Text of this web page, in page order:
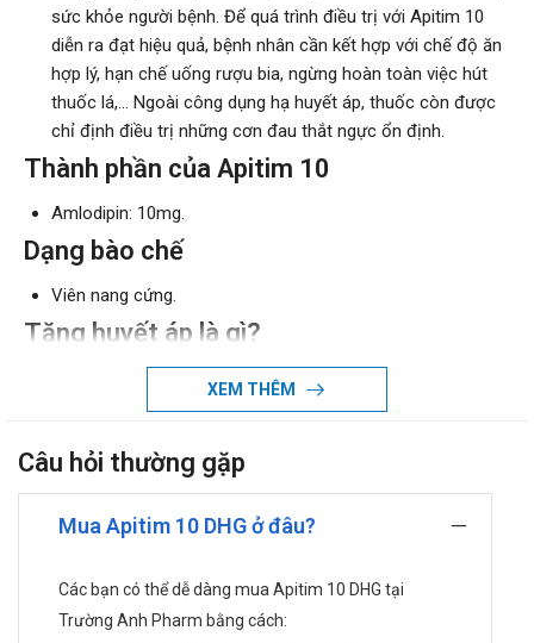
sức khỏe người bệnh. Để quá trình điều trị với Apitim 10
diễn ra đạt hiệu quả, bệnh nhân cần kết hợp với chế độ ăn
hợp lý, hạn chế uống rượu bia, ngừng hoàn toàn việc hút
thuốc lá,... Ngoài công dụng hạ huyết áp, thuốc còn được
chỉ định điều trị những cơn đau thắt ngực ổn định.
Thành phần của Apitim 10
Amlodipin: 10mg.
Dạng bào chế
Viên nang cứng.
Tăng huyết áp là gì?
Tăng huyết áp là tình trạng tăng liên tục của huyết áp tâm
thu lúc nghỉ (≥ 130 mmHg) hoặc huyết áp tâm trương lúc
có nguyên nhân rõ ràng (tăng huyết áp tiên phát) là phổ
biến nhất.
Công dụng - Chỉ định của Apitim 10
Cơn đau thắt ngực ổn định mạn tính.
Cơn đau thắt ngực do co thắt mạch (đau thắt ngực
XEM THÊM
Câu hỏi thường gặp
Mua Apitim 10 DHG ở đâu?
Các bạn có thể dễ dàng mua Apitim 10 DHG tại
Trường Anh Pharm bằng cách: